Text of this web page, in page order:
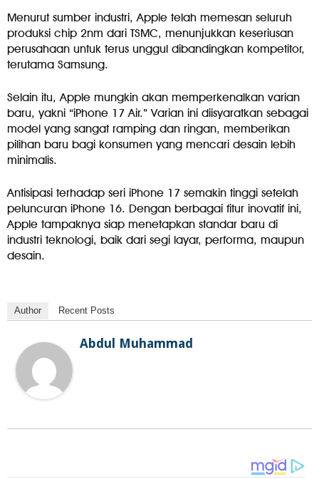
Menurut sumber industri, Apple telah memesan seluruh
produksi chip 2nm dari TSMC, menunjukkan keseriusan
perusahaan untuk terus unggul dibandingkan kompetitor,
terutama Samsung.
Selain itu, Apple mungkin akan memperkenalkan varian
baru, yakni “iPhone 17 Air.” Varian ini diisyaratkan sebagai
model yang sangat ramping dan ringan, memberikan
pilihan baru bagi konsumen yang mencari desain lebih
minimalis.
Antisipasi terhadap seri iPhone 17 semakin tinggi setelah
peluncuran iPhone 16. Dengan berbagai fitur inovatif ini,
Apple tampaknya siap menetapkan standar baru di
industri teknologi, baik dari segi layar, performa, maupun
desain.
Author Recent Posts
Abdul Muhammad